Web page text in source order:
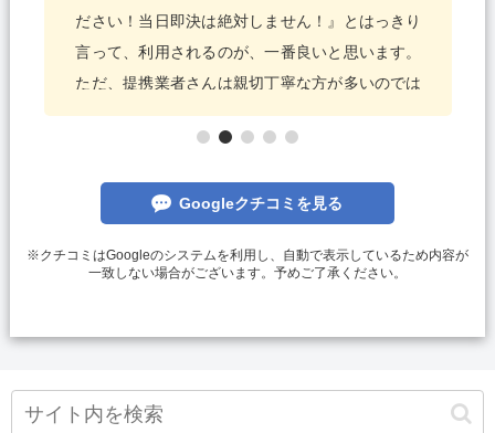
ださい！当日即決は絶対しません！』とはっきり
言って、利用されるのが、一番良いと思います。
ただ、提携業者さんは親切丁寧な方が多いのでは
ないか思います。 こちらを利用はしましたが、一
社目で費用を比べたりせずに、あれよあれよとい
で安く済むと思ってしまい、修理費用が適正か判
どうかの判断がつかず、納得できない思いをしま
ない状況かもしれません。客としては簡単に業者
さんを紹介してもらっている利便性があるのも事
Googleクチコミを見る
※クチコミはGoogleのシステムを利用し、自動で表示しているため内容が
一致しない場合がございます。予めご了承ください。